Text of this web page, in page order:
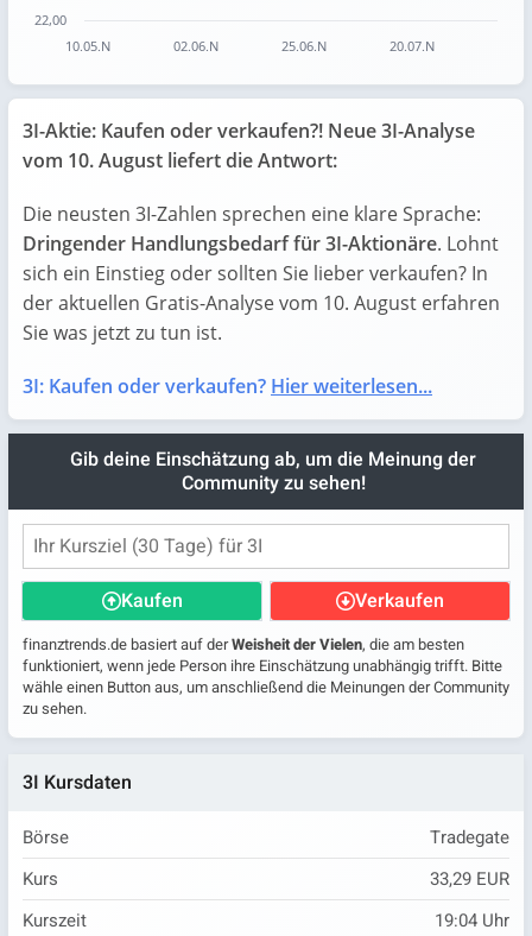
10.05.N 02.06.N 25.06.N 20.07.N
22,00
3I-Aktie: Kaufen oder verkaufen?! Neue 3I-Analyse
vom 10. August liefert die Antwort:
Die neusten 3I-Zahlen sprechen eine klare Sprache:
Dringender Handlungsbedarf für 3I-Aktionäre. Lohnt
sich ein Einstieg oder sollten Sie lieber verkaufen? In
der aktuellen Gratis-Analyse vom 10. August erfahren
Sie was jetzt zu tun ist.
3I: Kaufen oder verkaufen? Hier weiterlesen...
Gib deine Einschätzung ab, um die Meinung der
Community zu sehen!
Kaufen Verkaufen
finanztrends.de basiert auf derWeisheit der Vielen, die am besten
funktioniert, wenn jede Person ihre Einschätzung unabhängig trifft. Bitte
wähle einen Button aus, um anschließend die Meinungen der Community
zu sehen.
3I Kursdaten
Börse
Tradegate
Kurs
33,29 EUR
Kurszeit
19:04 Uhr